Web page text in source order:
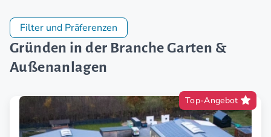
Filter und Präferenzen
Gründen in der Branche Garten &
Außenanlagen
Top-Angebot